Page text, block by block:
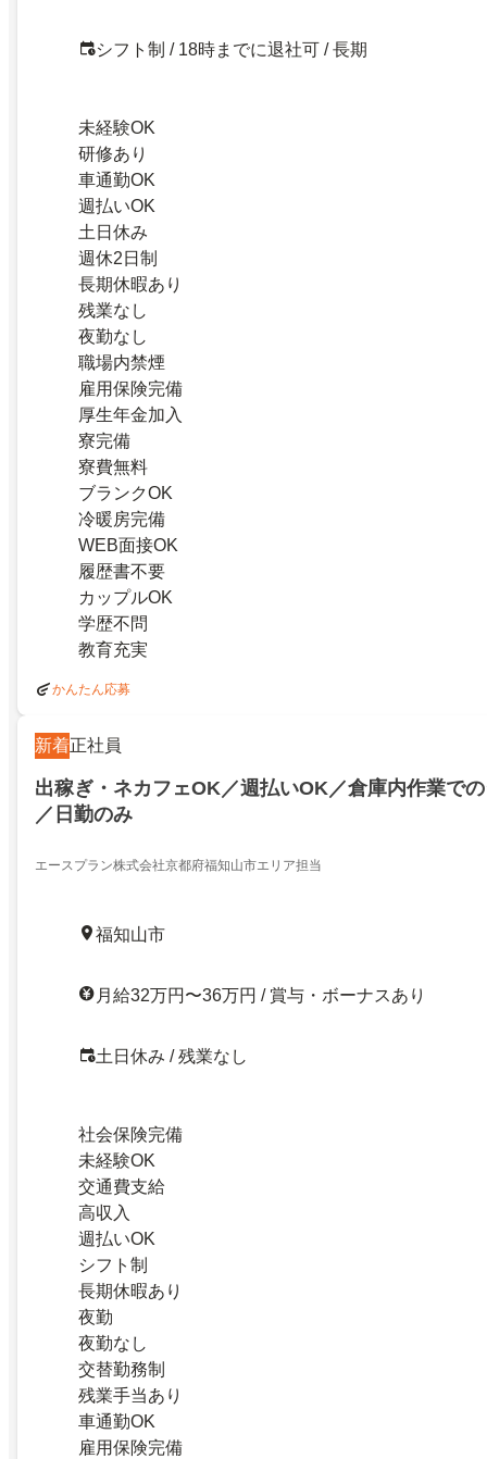
シフト制 / 18時までに退社可 / 長期
未経験OK
研修あり
車通勤OK
週払いOK
土日休み
週休2日制
長期休暇あり
残業なし
夜勤なし
職場内禁煙
雇用保険完備
厚生年金加入
寮完備
寮費無料
ブランクOK
冷暖房完備
WEB面接OK
履歴書不要
カップルOK
学歴不問
教育充実
かんたん応募
新着正社員
出稼ぎ・ネカフェOK／週払いOK／倉庫内作業で
／日勤のみ
エースプラン株式会社京都府福知山市エリア担当
福知山市
月給32万円〜36万円 / 賞与・ボーナスあり
土日休み / 残業なし
社会保険完備
未経験OK
交通費支給
高収入
週払いOK
シフト制
長期休暇あり
夜勤
夜勤なし
交替勤務制
残業手当あり
車通勤OK
雇用保険完備